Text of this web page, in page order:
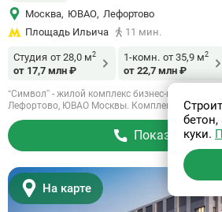
На карте
Москва, ЮВАО, Лефортово
Площадь Ильича
11 мин.
Студия от 28,0 м2
от 17,7 млн ₽
1-комн. от 35,9 м2
от 22,7 млн ₽
“Символ” - жилой комплекс бизнес-класса от
Лефортово, ЮВАО Москвы. Комплекс
Показать
4.98
куки.